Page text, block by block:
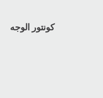
كونتور الوجه